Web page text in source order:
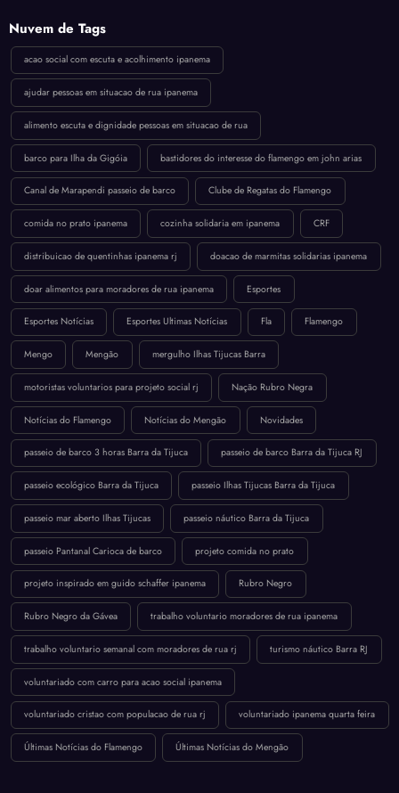
Nuvem de Tags
acao social com escuta e acolhimento ipanema
ajudar pessoas em situacao de rua ipanema
alimento escuta e dignidade pessoas em situacao de rua
barco para Ilha da Gigóia bastidores do interesse do flamengo em john arias
Canal de Marapendi passeio de barco Clube de Regatas do Flamengo
comida no prato ipanema cozinha solidaria em ipanema CRF
distribuicao de quentinhas ipanema rj doacao de marmitas solidarias ipanema
doar alimentos para moradores de rua ipanema Esportes
Esportes Notícias Esportes Ultimas Notícias Fla Flamengo
Mengo Mengão mergulho Ilhas Tijucas Barra
motoristas voluntarios para projeto social rj Nação Rubro Negra
Notícias do Flamengo Notícias do Mengão Novidades
passeio de barco 3 horas Barra da Tijuca passeio de barco Barra da Tijuca RJ
passeio ecológico Barra da Tijuca passeio Ilhas Tijucas Barra da Tijuca
passeio mar aberto Ilhas Tijucas passeio náutico Barra da Tijuca
passeio Pantanal Carioca de barco projeto comida no prato
projeto inspirado em guido schaffer ipanema Rubro Negro
Rubro Negro da Gávea trabalho voluntario moradores de rua ipanema
trabalho voluntario semanal com moradores de rua rj turismo náutico Barra RJ
voluntariado com carro para acao social ipanema
voluntariado cristao com populacao de rua rj voluntariado ipanema quarta feira
Últimas Notícias do Flamengo Últimas Notícias do Mengão